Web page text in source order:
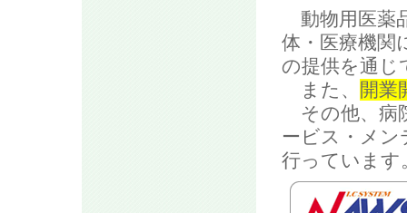
動物用医薬
体・医療機関
の提供を通じ
また、 開業
その他、病
ービス・メ
行っています